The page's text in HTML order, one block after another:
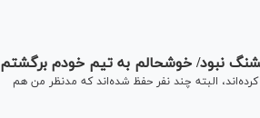
نبود/ خوشحالم به تیم خودم برگشتم
البته چند نفر حفظ شده‌اند که مدنظر من هم